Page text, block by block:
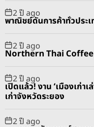
2 ปี ago
พาณิชย์ดันการค้าทั่วประเ
2 ปี ago
Northern Thai
2 ปี ago
เปิดแล้ว! งาน ‘เมืองเก่า
เก่าจังหวัดระยอง
2 ปี ago